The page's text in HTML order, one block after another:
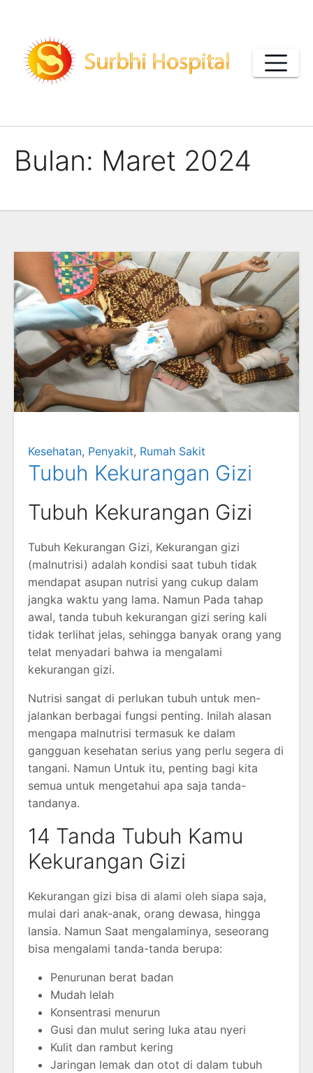
content
Bulan: Maret 2024
Kesehatan, Penyakit, Rumah Sakit
Tubuh Kekurangan Gizi
Tubuh Kekurangan Gizi
Tubuh Kekurangan Gizi, Kekurangan gizi
(malnutrisi) adalah kondisi saat tubuh tidak
mendapat asupan nutrisi yang cukup dalam
jangka waktu yang lama. Namun Pada tahap
awal, tanda tubuh kekurangan gizi sering kali
tidak terlihat jelas, sehingga banyak orang yang
telat menyadari bahwa ia mengalami
kekurangan gizi.
Nutrisi sangat di perlukan tubuh untuk men-
jalankan berbagai fungsi penting. Inilah alasan
mengapa malnutrisi termasuk ke dalam
gangguan kesehatan serius yang perlu segera di
tangani. Namun Untuk itu, penting bagi kita
semua untuk mengetahui apa saja tanda-
tandanya.
14 Tanda Tubuh Kamu
Kekurangan Gizi
Kekurangan gizi bisa di alami oleh siapa saja,
mulai dari anak-anak, orang dewasa, hingga
lansia. Namun Saat mengalaminya, seseorang
bisa mengalami tanda-tanda berupa:
Penurunan berat badan
Mudah lelah
Konsentrasi menurun
Gusi dan mulut sering luka atau nyeri
Kulit dan rambut kering
Jaringan lemak dan otot di dalam tubuh